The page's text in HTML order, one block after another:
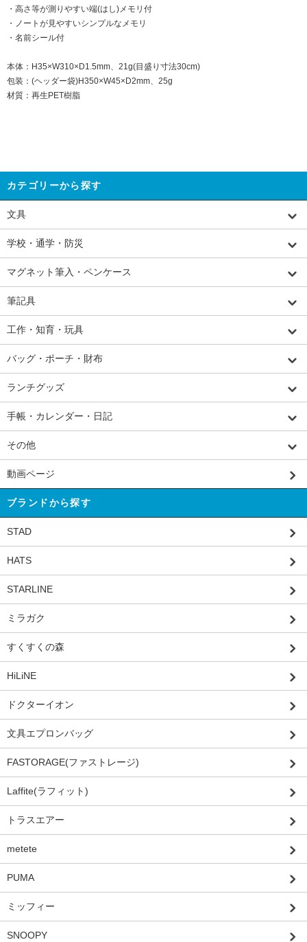
・高さ等が測りやすい端(はし)メモリ付
・ノートが見やすいシンプルなメモリ
・名前シール付
本体：H35×W310×D1.5mm、21g(目盛り寸法30cm)
包装：(ヘッダー袋)H350×W45×D2mm、25g
材質：再生PET樹脂
カテゴリーから探す
文具
学校・通学・防災
マグネット筆入・ペンケース
筆記具
工作・知育・玩具
バッグ・ポーチ・財布
ランチグッズ
手帳・カレンダー・日記
その他
動画ページ
ブランドから探す
STAD
HATS
STARLINE
ミラガク
すくすくの森
HiLiNE
ドクターイオン
文具エプロンバッグ
FASTORAGE(ファストレージ)
Laffite(ラフィット)
トラスエアー
metete
PUMA
ミッフィー
SNOOPY